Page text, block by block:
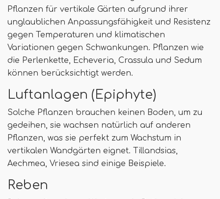
Pflanzen für vertikale Gärten aufgrund ihrer
unglaublichen Anpassungsfähigkeit und Resistenz
gegen Temperaturen und klimatischen
Variationen gegen Schwankungen. Pflanzen wie
die Perlenkette, Echeveria, Crassula und Sedum
können berücksichtigt werden.
Luftanlagen (Epiphyte)
Solche Pflanzen brauchen keinen Boden, um zu
gedeihen, sie wachsen natürlich auf anderen
Pflanzen, was sie perfekt zum Wachstum in
vertikalen Wandgärten eignet. Tillandsias,
Aechmea, Vriesea sind einige Beispiele.
Reben